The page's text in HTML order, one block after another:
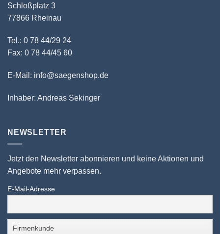
Schloßplatz 3
77866 Rheinau
Tel.: 0 78 44/29 24
Fax: 0 78 44/45 60
E-Mail: info@saegenshop.de
Inhaber: Andreas Sekinger
NEWSLETTER
Jetzt den Newsletter abonnieren und keine Aktionen und
Angebote mehr verpassen.
E-Mail-Adresse